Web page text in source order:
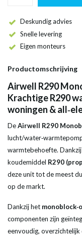
Deskundig advies
Snelle levering
Eigen monteurs
Productomschrijving
Airwell R290
Krachtige R290
woningen &
DeAirwell R290
lucht/
warmtebehoefte.
koudemiddel R290
deze unit tot de meest
op de markt.
Dankzij het
componenten zijn
eenvoudig,